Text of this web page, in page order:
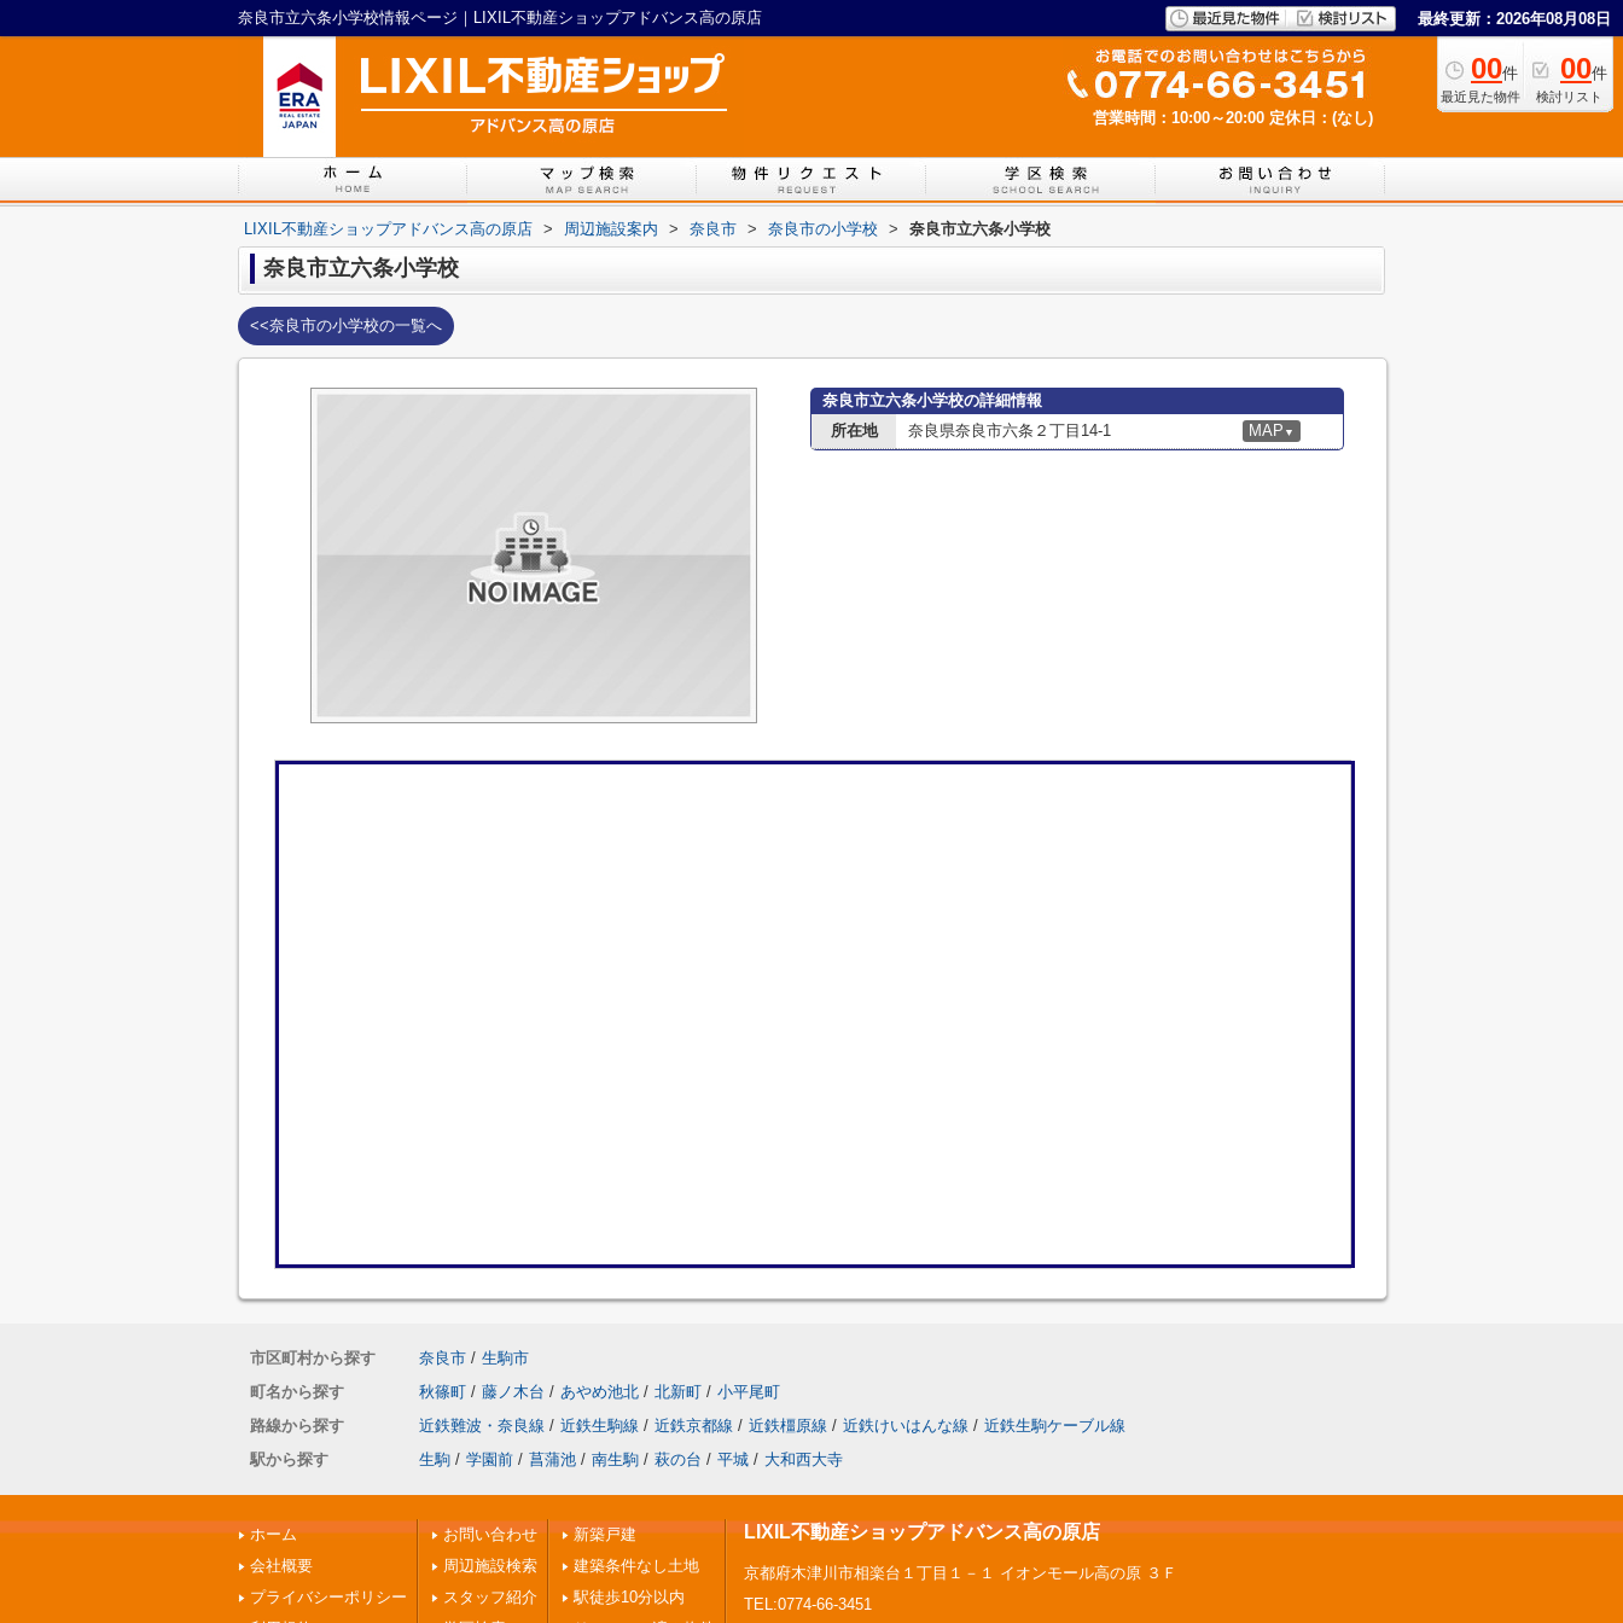
奈良市立六条小学校情報ページ｜LIXIL不動産ショップアドバンス高の原店 最終更新：2026年08月08日
00件
最近見た物件
00件
検討リスト
営業時間：10:00～20:00 定休日：(なし)
LIXIL不動産ショップアドバンス高の原店 > 周辺施設案内 > 奈良市 > 奈良市の小学校 > 奈良市立六条小学校
奈良市立六条小学校
<<奈良市の小学校の一覧へ
奈良市立六条小学校の詳細情報
所在地
奈良県奈良市六条２丁目14-1 MAP ▼
市区町村から探す 奈良市 / 生駒市
町名から探す
秋篠町 / 藤ノ木台 / あやめ池北 / 北新町 / 小平尾町
路線から探す
近鉄難波・奈良線 / 近鉄生駒線 / 近鉄京都線 / 近鉄橿原線 / 近鉄けいはんな線 / 近鉄生駒ケーブル線
駅から探す
生駒 / 学園前 / 菖蒲池 / 南生駒 / 萩の台 / 平城 / 大和西大寺
ホーム
会社概要
プライバシーポリシー
お問い合わせ
周辺施設検索
スタッフ紹介
新築戸建
建築条件なし土地
駅徒歩10分以内
LIXIL不動産ショップアドバンス高の原店
京都府木津川市相楽台１丁目１－１ イオンモール高の原 ３Ｆ
TEL:0774-66-3451